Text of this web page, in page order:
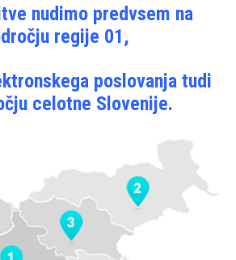
nudimo predvsem na
regije 01,
poslovanja tudi
celotne Slovenije.